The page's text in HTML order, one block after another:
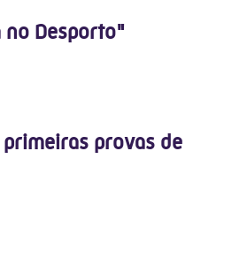
no Desporto"
provas de